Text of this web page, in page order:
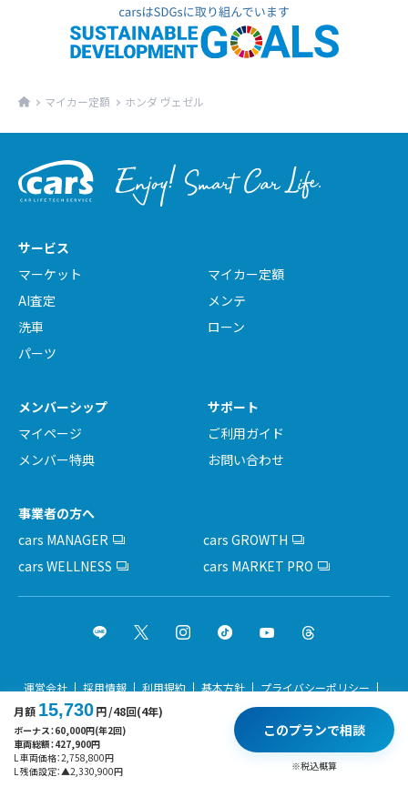
月額 15,730円/48回(4年)
ボーナス：60,000円(年2回)
車両総額：427,900円
L 車両価格：2,758,800円
L 残価設定：▲2,330,900円
このプランで相談
※税込概算
マイカー定額 ホンダ ヴェゼル
サービス
マーケット
マイカー定額
AI査定
メンテ
洗車
ローン
パーツ
メンバーシップ
マイページ
メンバー特典
サポート
ご利用ガイド
お問い合わせ
事業者の方へ
cars MANAGER
cars GROWTH
cars WELLNESS
cars MARKET PRO
運営会社 採用情報 利用規約 基本方針
プライバシーポリシー
サイトポリシー
Copyright © cars Inc. All rights reserved.